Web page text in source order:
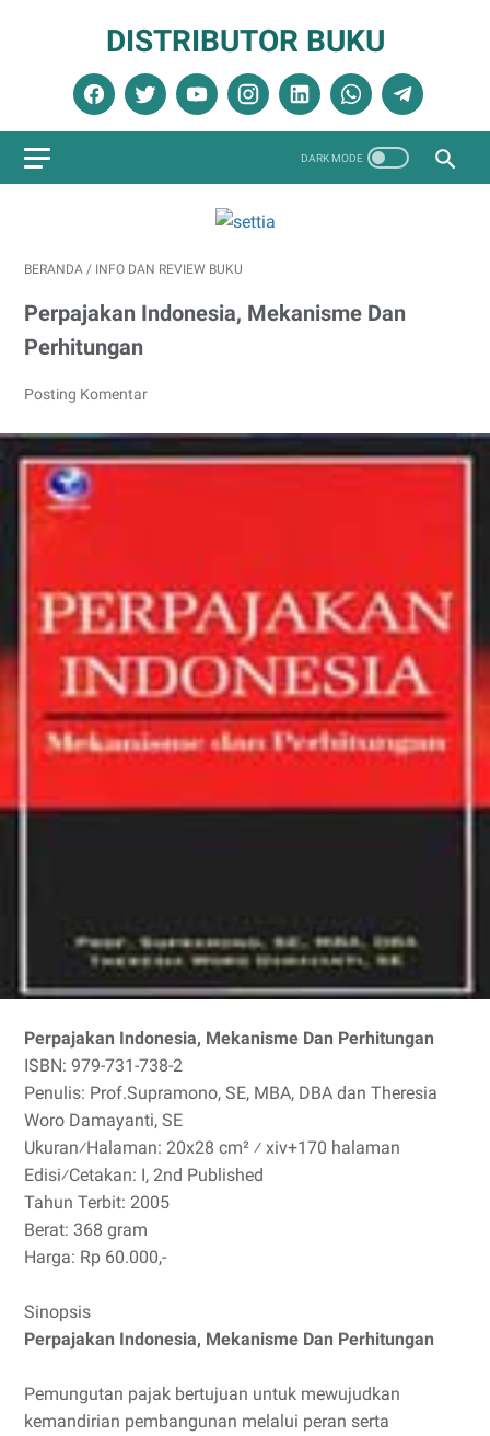
DISTRIBUTOR BUKU
BERANDA / INFO DAN REVIEW BUKU
Perpajakan Indonesia, Mekanisme Dan
Perhitungan
Posting Komentar
Perpajakan Indonesia, Mekanisme Dan Perhitungan
ISBN: 979-731-738-2
Penulis: Prof.Supramono, SE, MBA, DBA dan Theresia
Woro Damayanti, SE
Ukuran⁄Halaman: 20x28 cm² ⁄ xiv+170 halaman
Edisi⁄Cetakan: I, 2nd Published
Tahun Terbit: 2005
Berat: 368 gram
Harga: Rp 60.000,-
Sinopsis
Perpajakan Indonesia, Mekanisme Dan Perhitungan
Pemungutan pajak bertujuan untuk mewujudkan
kemandirian pembangunan melalui peran serta